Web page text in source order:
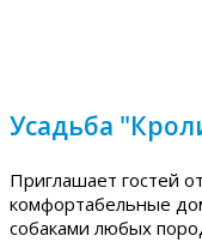
Усадьба
Приглашает гостей
комфортабельные
собаками любых